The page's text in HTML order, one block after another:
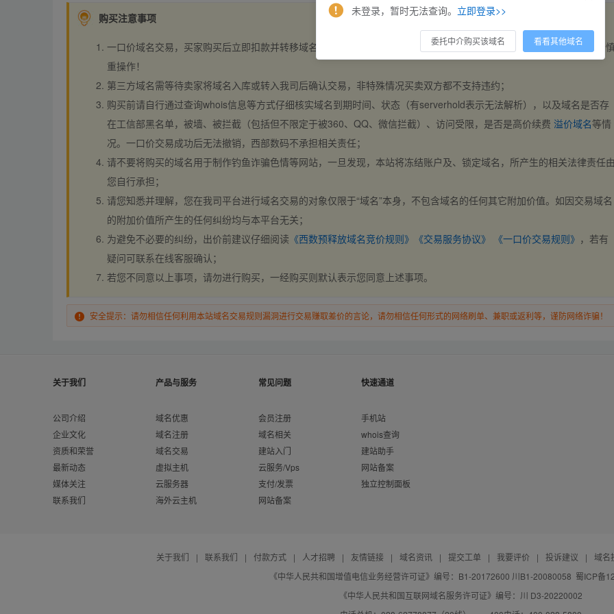
购买注意事项
一口价域名交易，买家购买后立即扣款并转移域名，交易自动完成。买卖双方都不支持违约，一旦出价不支持撤销，请
重操作！
第三方域名需等待卖家将域名入库或转入我司后确认交易，非特殊情况买卖双方都不支持违约；
购买前请自行通过查询whois信息等方式仔细核实域名到期时间、状态（有serverhold表示无法解析），以及域名是否存
在工信部黑名单，被墙、被拦截（包括但不限定于被360、QQ、微信拦截）、访问受限，是否是高价续费 溢价域名等情
况。一口价交易成功后无法撤销，西部数码不承担相关责任；
请不要将购买的域名用于制作钓鱼诈骗色情等网站，一旦发现，本站将冻结账户及、锁定域名，所产生的相关法律责任
您自行承担；
请您知悉并理解，您在我司平台进行域名交易的对象仅限于“域名”本身，不包含域名的任何其它附加价值。如因交易域名
的附加价值所产生的任何纠纷均与本平台无关；
为避免不必要的纠纷，出价前建议仔细阅读 《西数预释放域名竞价规则》 《交易服务协议》 《一口价交易规则》 ，若有
疑问可联系在线客服确认；
若您不同意以上事项，请勿进行购买，一经购买则默认表示您同意上述事项。
安全提示：请勿相信任何利用本站域名交易规则漏洞进行交易赚取差价的言论，请勿相信任何形式的网络刷单、兼职或返利等，谨防网络诈骗！
关于我们
公司介绍
企业文化
资质和荣誉
最新动态
媒体关注
联系我们
产品与服务
域名优惠
域名注册
域名交易
虚拟主机
云服务器
海外云主机
常见问题
会员注册
域名相关
建站入门
云服务/Vps
支付/发票
网站备案
快速通道
手机站
whois查询
建站助手
网站备案
独立控制面板
关于我们 | 联系我们 | 付款方式 | 人才招聘 | 友情链接 | 域名资讯 | 提交工单 | 我要评价 | 投诉建议 |
域名
《中华人民共和国增值电信业务经营许可证》编号：B1-20172600 川B1-20080058 蜀ICP备
《中华人民共和国互联网域名服务许可证》编号：川 D3-20220002
未登录，暂时无法查询。 立即登录>>
委托中介购买该域名 看看其他域名